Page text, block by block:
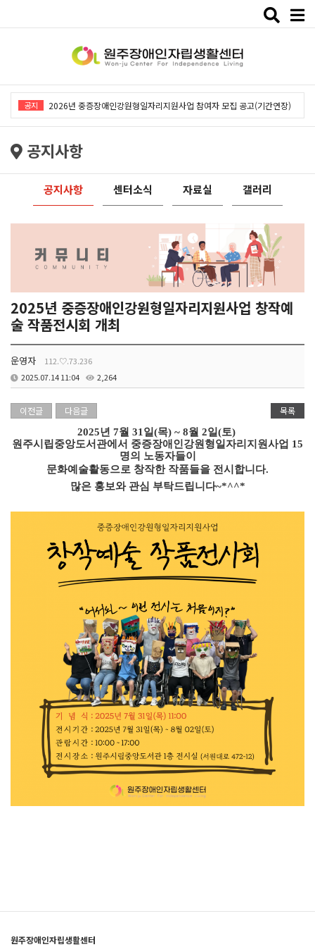
Toggle
공지 2026년 중증장애인강원형일자리지원사업 참여자 모집 공고(기간연장)
2026년 원주장애인자립생활센터 사회복지사 채용공고
2026년 중증장애인동료상담사업 동료상담가 모집공고
2026년 중증장애인강원형일자리지원사업 참여자 모집 공고(기간연장)
2026년 원주장애인자립생활센터 사회복지사 채용공고
2026년 중증장애인동료상담사업 동료상담가 모집공고
2026년 중증장애인강원형일자리사업 참여자 모집 공고
공지사항
공지사항 센터소식 자료실 갤러리
2025년 중증장애인강원형일자리지원사업 창작예
술 작품전시회 개최
운영자
112.♡.73.236
2025.07.14 11:04
2,264
이전글 다음글 목록
2025년 7월 31일(목) ~ 8월 2일(토)
원주시립중앙도서관에서 중증장애인강원형일자리지원사업 15
명의 노동자들이
문화예술활동으로 창작한 작품들을 전시합니다.
많은 홍보와 관심 부탁드립니다~*^^*
원주장애인자립생활센터